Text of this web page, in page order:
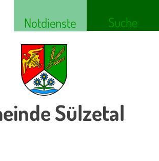
Notdienste Suche
Sülzetal